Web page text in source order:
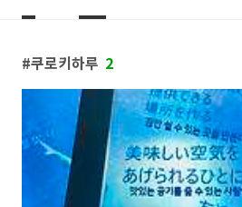
쿠로키하루 2